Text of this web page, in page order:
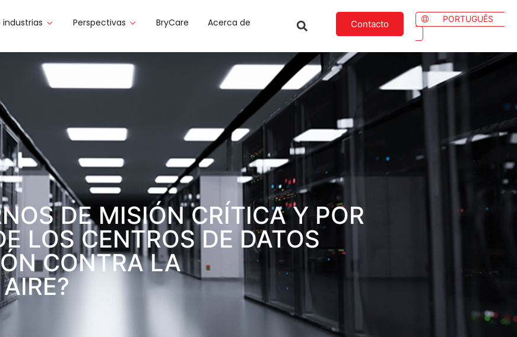
Perspectivas BryCare Acerca de Contacto PORTUGUÊS
DE MISIÓN CRÍTICA Y POR
LOS CENTROS DE DATOS
CONTRA LA